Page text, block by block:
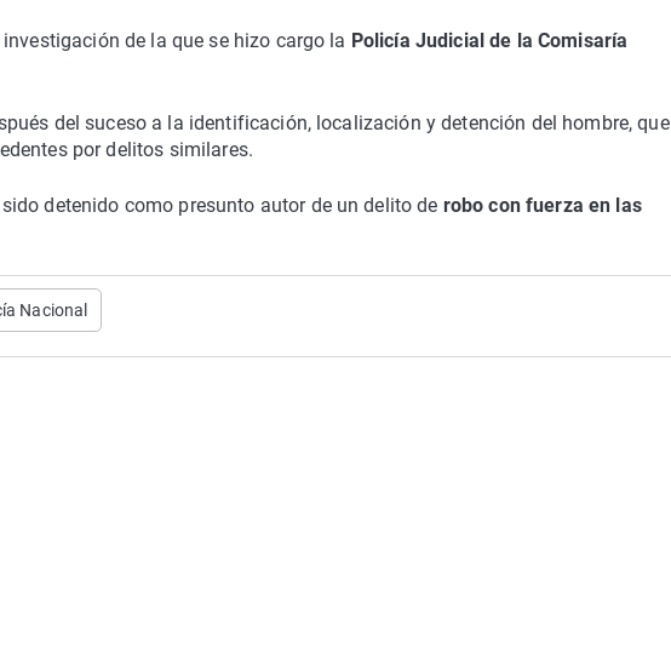
de la que se hizo cargo la Policía Judicial de la Comisaría
del suceso a la identificación, localización y detención del hombre, que
por delitos similares.
detenido como presunto autor de un delito de robo con fuerza en las
Nacional